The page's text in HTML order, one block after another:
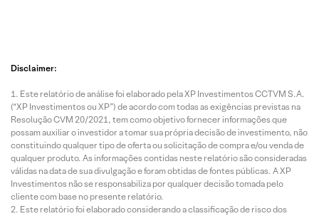
Disclaimer:
Este relatório de análise foi elaborado pela XP Investimentos CCTVM S.A.
(“XP Investimentos ou XP”) de acordo com todas as exigências previstas na
Resolução CVM 20/2021, tem como objetivo fornecer informações que
possam auxiliar o investidor a tomar sua própria decisão de investimento, não
constituindo qualquer tipo de oferta ou solicitação de compra e/ou venda de
qualquer produto. As informações contidas neste relatório são consideradas
válidas na data de sua divulgação e foram obtidas de fontes públicas. A XP
Investimentos não se responsabiliza por qualquer decisão tomada pelo
cliente com base no presente relatório.
Este relatório foi elaborado considerando a classificação de risco dos